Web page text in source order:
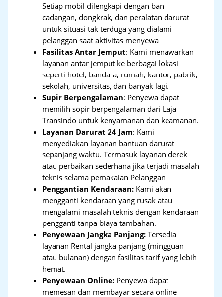
Setiap mobil dilengkapi dengan ban
cadangan, dongkrak, dan peralatan darurat
untuk situasi tak terduga yang dialami
pelanggan saat aktivitas menyewa
Fasilitas Antar Jemput: Kami menawarkan
layanan antar jemput ke berbagai lokasi
seperti hotel, bandara, rumah, kantor, pabrik,
sekolah, universitas, dan banyak lagi.
Supir Berpengalaman: Penyewa dapat
memilih sopir berpengalaman dari Laja
Transindo untuk kenyamanan dan keamanan.
Layanan Darurat 24 Jam: Kami
menyediakan layanan bantuan darurat
sepanjang waktu. Termasuk layanan derek
atau perbaikan sederhana jika terjadi masalah
teknis selama pemakaian Pelanggan
Penggantian Kendaraan: Kami akan
mengganti kendaraan yang rusak atau
mengalami masalah teknis dengan kendaraan
pengganti tanpa biaya tambahan.
Penyewaan Jangka Panjang: Tersedia
layanan Rental jangka panjang (mingguan
atau bulanan) dengan fasilitas tarif yang lebih
hemat.
Penyewaan Online: Penyewa dapat
memesan dan membayar secara online